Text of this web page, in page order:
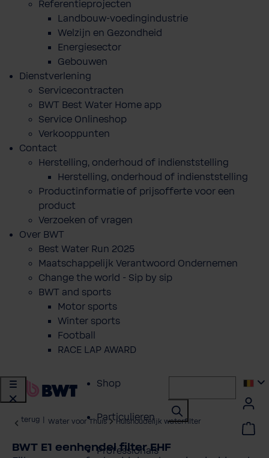
Referentieprojecten
Landbouw-voedingindustrie
Welzijn en Gezondheid
Energiesector
Gebouwen
Dienstverlening
Servicecontracten
BWT Best Water Home app
Service Onlineshop
Verkooppunten
Contact
Herstelling, onderhoud of indienststelling
Herstelling, onderhoud of indienststelling
Productinformatie of prijsofferte voor een
product
Verzoeken of vragen
Over BWT
Best Water Run 2025
Maatschappelijk Verantwoord Ondernemen
Change the world - Sip by sip
BWT and sports
Motor sports
Winter sports
Football
RACE LAP AWARD
Shop
Particulieren
Professionals
terug Water voor Thuis Huishoudelijk waterfilter
BWT E1 eenhendel filter EHF